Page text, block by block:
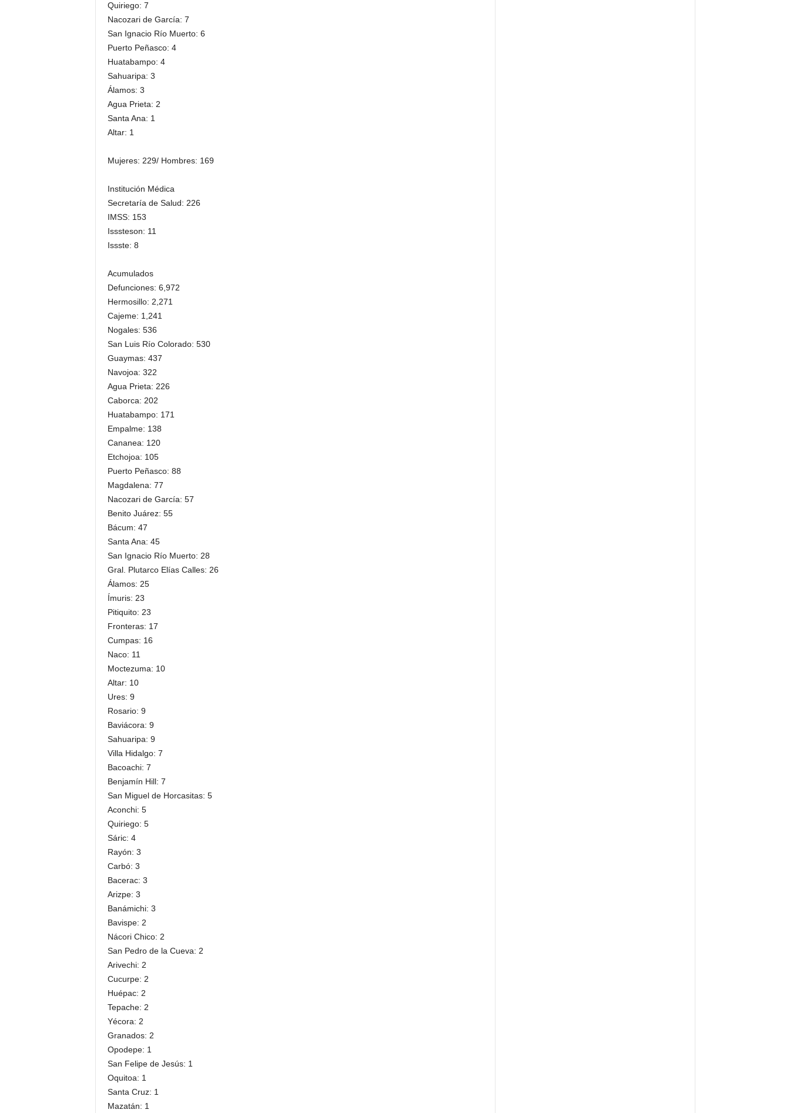
Quiriego: 7
Nacozari de García: 7
San Ignacio Río Muerto: 6
Puerto Peñasco: 4
Huatabampo: 4
Sahuaripa: 3
Álamos: 3
Agua Prieta: 2
Santa Ana: 1
Altar: 1
Mujeres: 229/ Hombres: 169
Institución Médica
Secretaría de Salud: 226
IMSS: 153
Isssteson: 11
Issste: 8
Acumulados
Defunciones: 6,972
Hermosillo: 2,271
Cajeme: 1,241
Nogales: 536
San Luis Río Colorado: 530
Guaymas: 437
Navojoa: 322
Agua Prieta: 226
Caborca: 202
Huatabampo: 171
Empalme: 138
Cananea: 120
Etchojoa: 105
Puerto Peñasco: 88
Magdalena: 77
Nacozari de García: 57
Benito Juárez: 55
Bácum: 47
Santa Ana: 45
San Ignacio Río Muerto: 28
Gral. Plutarco Elías Calles: 26
Álamos: 25
Ímuris: 23
Pitiquito: 23
Fronteras: 17
Cumpas: 16
Naco: 11
Moctezuma: 10
Altar: 10
Ures: 9
Rosario: 9
Baviácora: 9
Sahuaripa: 9
Villa Hidalgo: 7
Bacoachi: 7
Benjamín Hill: 7
San Miguel de Horcasitas: 5
Aconchi: 5
Quiriego: 5
Sáric: 4
Rayón: 3
Carbó: 3
Bacerac: 3
Arizpe: 3
Banámichi: 3
Bavispe: 2
Nácori Chico: 2
San Pedro de la Cueva: 2
Arivechi: 2
Cucurpe: 2
Huépac: 2
Tepache: 2
Yécora: 2
Granados: 2
Opodepe: 1
San Felipe de Jesús: 1
Oquitoa: 1
Santa Cruz: 1
Mazatán: 1